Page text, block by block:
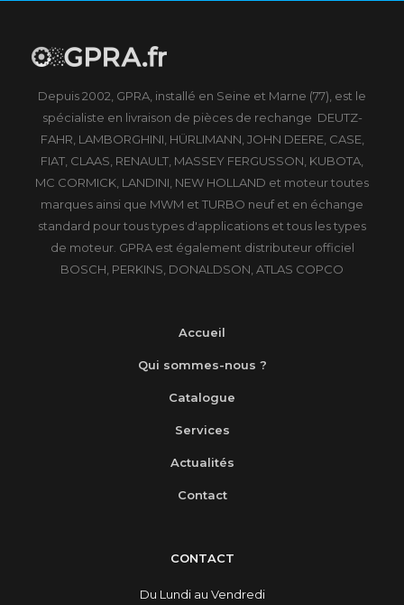
Depuis 2002, GPRA, installé en Seine et Marne (77), est le
spécialiste en livraison de pièces de rechange DEUTZ-
FAHR, LAMBORGHINI, HÜRLIMANN, JOHN DEERE, CASE,
FIAT, CLAAS, RENAULT, MASSEY FERGUSSON, KUBOTA,
MC CORMICK, LANDINI, NEW HOLLAND et moteur toutes
marques ainsi que MWM et TURBO neuf et en échange
standard pour tous types d'applications et tous les types
de moteur. GPRA est également distributeur officiel
BOSCH, PERKINS, DONALDSON, ATLAS COPCO
Accueil
Qui sommes-nous ?
Catalogue
Services
Actualités
Contact
CONTACT
Du Lundi au Vendredi